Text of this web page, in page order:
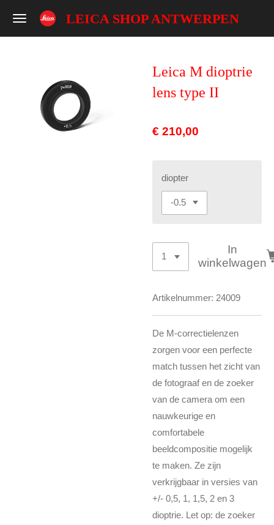
Ga
hoofdinhoud
LEICA SHOP ANTWERPEN
Leica M dioptrie
lens type II
€ 210,00
diopter
In
winkelwagen
Artikelnummer: 24009
De M-correctielenzen
zorgen voor een perfecte
match tussen het zicht van
de fotograaf en de zoeker
van de camera om een ​​
nauwkeurige en
comfortabele
beeldcompositie mogelijk
te maken. Ze zijn
verkrijgbaar in versies van
+/- 0,5, 1, 1,5, 2 en 3
dioptrie. Let op: de zoeker